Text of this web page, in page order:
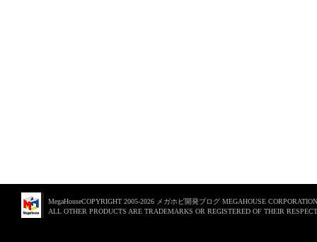
MegaHouseCOPYRIGHT 2005-2026 メガホビ開発ブログ MEGAHOUSE
ALL OTHER PRODUCTS ARE TRADEMARKS OR REGISTERED OF THEIR